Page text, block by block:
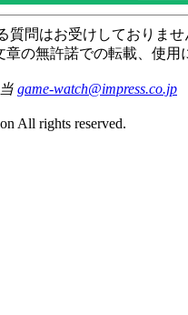
質問はお受けしておりませ
章の無許諾での転載、使
game-watch@impress.co.jp
All rights reserved.